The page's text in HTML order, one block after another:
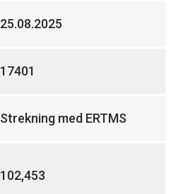
25.08.2025
17401
Strekning med ERTMS
102,453